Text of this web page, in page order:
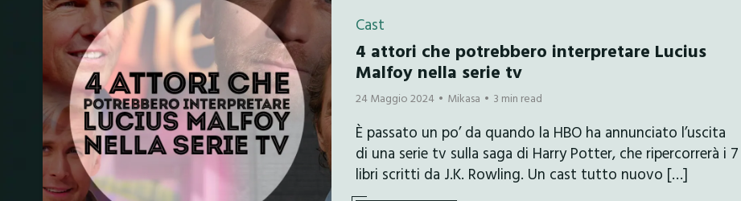
Cast
4 attori che potrebbero interpretare Lucius
Malfoy nella serie tv
24 Maggio 2024 Mikasa 3 min read
È passato un po’ da quando la HBO ha annunciato l’uscita
di una serie tv sulla saga di Harry Potter, che ripercorrerà i 7
libri scritti da J.K. Rowling. Un cast tutto nuovo […]